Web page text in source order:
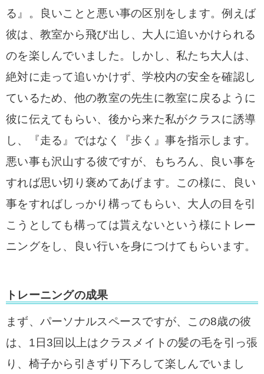
る』。良いことと悪い事の区別をします。例えば
彼は、教室から飛び出し、大人に追いかけられる
のを楽しんでいました。しかし、私たち大人は、
絶対に走って追いかけず、学校内の安全を確認し
ているため、他の教室の先生に教室に戻るように
彼に伝えてもらい、後から来た私がクラスに誘導
し、『走る』ではなく『歩く』事を指示します。
悪い事も沢山する彼ですが、もちろん、良い事を
すれば思い切り褒めてあげます。この様に、良い
事をすればしっかり構ってもらい、大人の目を引
こうとしても構っては貰えないという様にトレー
ニングをし、良い行いを身につけてもらいます。
トレーニングの成果
まず、パーソナルスペースですが、この8歳の彼
は、1日3回以上はクラスメイトの髪の毛を引っ張
り、椅子から引きずり下ろして楽しんでいまし